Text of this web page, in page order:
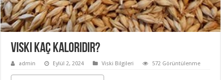
Viski kaç kaloridir?
admin Eylül 2, 2024 Viski Bilgileri 572 Görüntülenme